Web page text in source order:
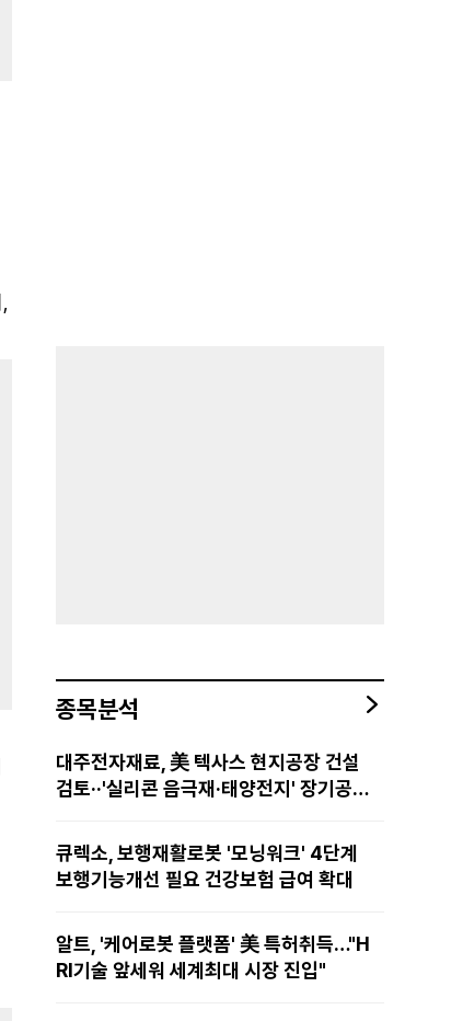
종목분석
대주전자재료, 美 텍사스 현지공장 건설
검토··'실리콘 음극재·태양전지' 장기공급
큐렉소, 보행재활로봇 '모닝워크' 4단계
보행기능개선 필요 건강보험 급여 확대
알트, '케어로봇 플랫폼' 美 특허취득…"H
RI기술 앞세워 세계최대 시장 진입"